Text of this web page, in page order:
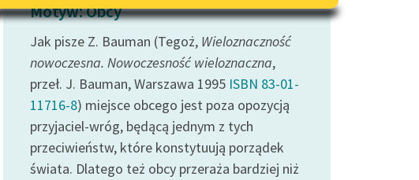
wrażliwych
Deklaracja dostępności
Motyw: Obcy
Jak pisze Z. Bauman (Tegoż, Wieloznaczność
nowoczesna. Nowoczesność wieloznaczna,
przeł. J. Bauman, Warszawa 1995 ISBN 83-01-
11716-8) miejsce obcego jest poza opozycją
przyjaciel-wróg, będącą jednym z tych
przeciwieństw, które konstytuują porządek
świata. Dlatego też obcy przeraża bardziej niż